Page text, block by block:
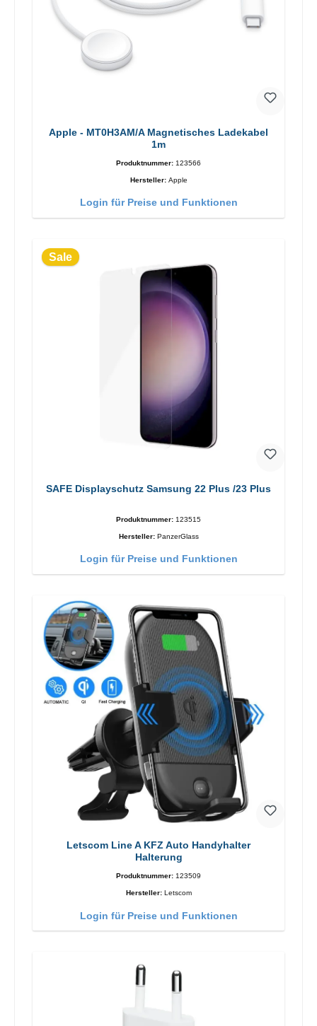
Apple - MT0H3AM/A Magnetisches Ladekabel
1m
Produktnummer: 123566
Hersteller: Apple
Login für Preise und Funktionen
Sale
SAFE Displayschutz Samsung 22 Plus /23 Plus
Produktnummer: 123515
Hersteller: PanzerGlass
Login für Preise und Funktionen
Letscom Line A KFZ Auto Handyhalter
Halterung
Produktnummer: 123509
Hersteller: Letscom
Login für Preise und Funktionen